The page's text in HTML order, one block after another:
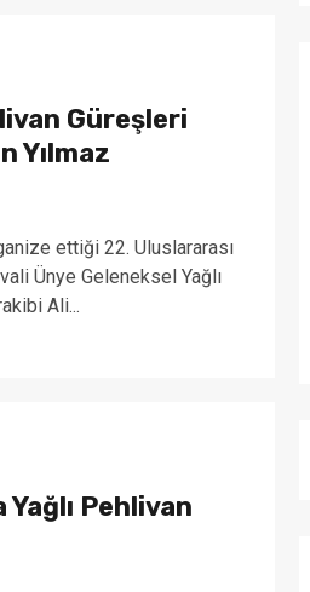
Güreşleri
Yılmaz
ettiği 22. Uluslararası
Ünye Geleneksel Yağlı
Ali...
Pehlivan